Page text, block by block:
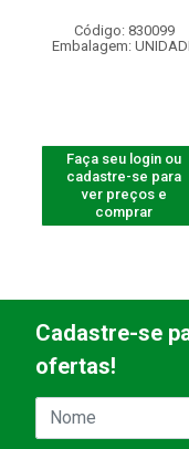
Código: 830099
Embalagem:
Faça seu login ou
cadastre-se para
ver preços e
comprar
Cadastre-se
ofertas!